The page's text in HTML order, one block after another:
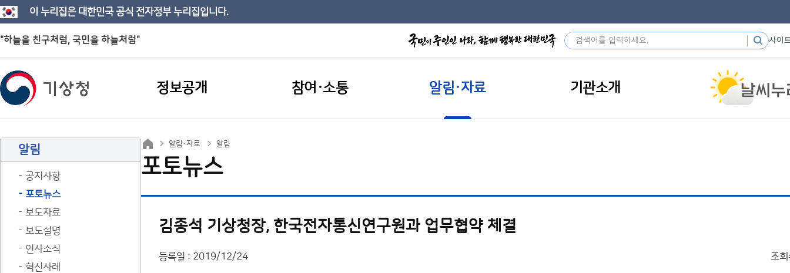
이 누리집은 대한민국 공식 전자정부 누리집입니다.
"하늘을 친구처럼, 국민을 하늘처럼" 사이
정보공개 참여·소통 알림·자료 기관소개
알림
공지사항
포토뉴스
보도자료
보도설명
인사소식
혁신사례
알림·자료 알림
포토뉴스
김종석 기상청장, 한국전자통신연구원과 업무협약 체결
등록일 : 2019/12/24 조회